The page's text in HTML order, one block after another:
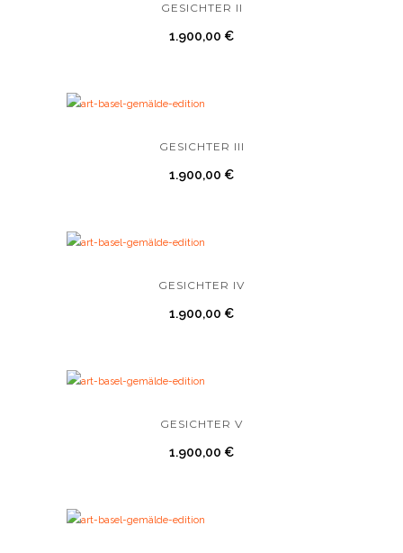
GESICHTER II
1.900,00 €
GESICHTER III
1.900,00 €
GESICHTER IV
1.900,00 €
GESICHTER V
1.900,00 €